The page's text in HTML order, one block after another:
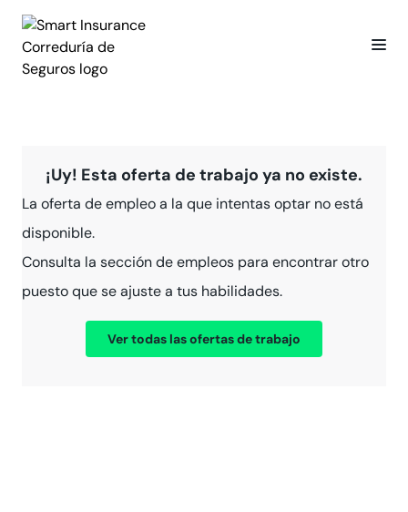
¡Uy! Esta oferta de trabajo ya no existe.
La oferta de empleo a la que intentas optar no está
disponible.
Consulta la sección de empleos para encontrar otro
puesto que se ajuste a tus habilidades.
Ver todas las ofertas de trabajo